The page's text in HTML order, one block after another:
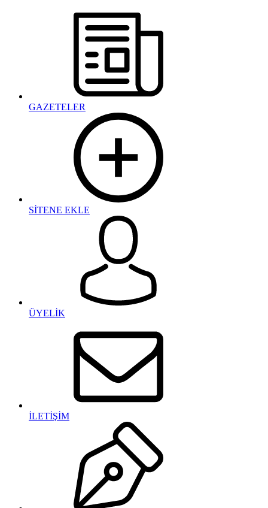
GAZETELER
SİTENE EKLE
ÜYELİK
İLETİŞİM